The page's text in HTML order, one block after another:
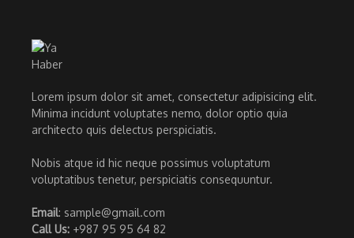
Lorem ipsum dolor sit amet, consectetur adipisicing elit.
Minima incidunt voluptates nemo, dolor optio quia
architecto quis delectus perspiciatis.
Nobis atque id hic neque possimus voluptatum
voluptatibus tenetur, perspiciatis consequuntur.
Email: sample@gmail.com
Call Us: +987 95 95 64 82